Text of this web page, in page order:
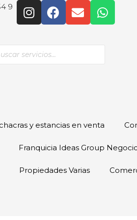
9
y estancias en venta
Franquicia Ideas Group
Propiedades Varias